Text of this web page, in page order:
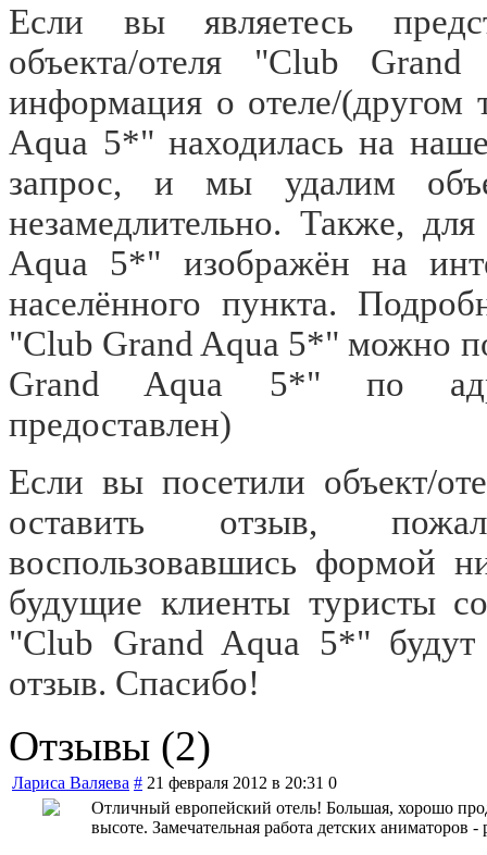
Если вы являетесь
объекта/отеля "Club
информация о отеле/(другом
Aqua 5*" находилась на
запрос, и мы удалим
незамедлительно. Также,
Aqua 5*" изображён на
населённого пункта.
"Club Grand Aqua 5*" можно
Grand Aqua 5*" по
предоставлен)
Если вы посетили объект/
оставить отзыв,
воспользовавшись формой
будущие клиенты туристы
"Club Grand Aqua 5*" будут
отзыв. Спасибо!
Отзывы (2)
Лариса Валяева # 21 февраля 2012 в 20:31 0
Отличный европейский отель! Большая, хорошо
высоте. Замечательная работа детских аниматоров